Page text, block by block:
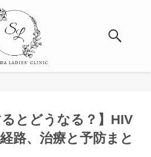
るとどうなる？】HIV
路、治療と予防まと